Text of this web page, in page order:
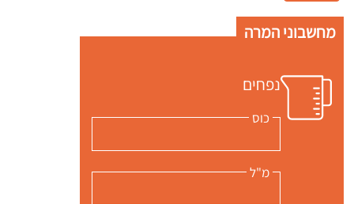
מחשבוני המרה
נפחים
כוס
מ"ל